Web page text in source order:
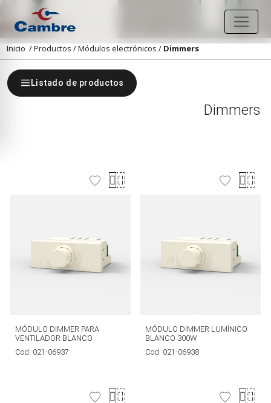
Inicio /Productos /Módulos electrónicos / Dimmers
Listado de productos
Dimmers
MÓDULO DIMMER PARA
VENTILADOR BLANCO
Cod: 021-06937
MÓDULO DIMMER LUMÍNICO
BLANCO 300W
Cod: 021-06938